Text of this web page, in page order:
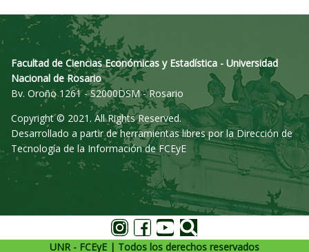
Facultad de Ciencias Económicas y Estadística - Universidad
Nacional de Rosario
Bv. Oroño 1261 - S2000DSM - Rosario
Copyright © 2021. All Rights Reserved.
Desarrollado a partir de herramientas libres por la Dirección de
Tecnología de la Información de FCEyE
UNR - FCEyE | Todos los derechos reservados